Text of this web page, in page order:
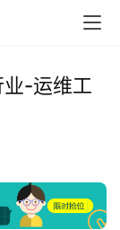
业-运维工